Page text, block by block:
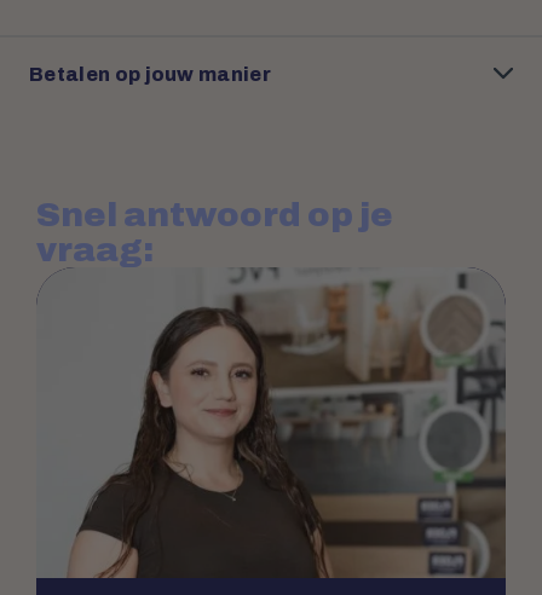
Betalen op jouw manier
Snel antwoord op je
vraag: